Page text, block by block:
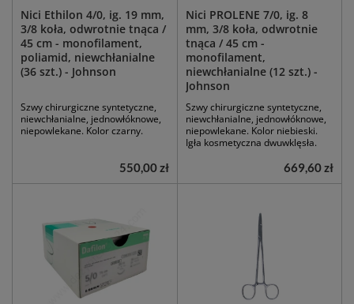
Nici Ethilon 4/0, ig. 19 mm,
3/8 koła, odwrotnie tnąca /
45 cm - monofilament,
poliamid, niewchłanialne
(36 szt.) - Johnson
Szwy chirurgiczne syntetyczne,
niewchłanialne, jednowłóknowe,
niepowlekane. Kolor czarny.
550,00 zł
Nici PROLENE 7/0, ig. 8
mm, 3/8 koła, odwrotnie
tnąca / 45 cm -
monofilament,
niewchłanialne (12 szt.) -
Johnson
Szwy chirurgiczne syntetyczne,
niewchłanialne, jednowłóknowe,
niepowlekane. Kolor niebieski.
Igła kosmetyczna dwuwklęsła.
669,60 zł